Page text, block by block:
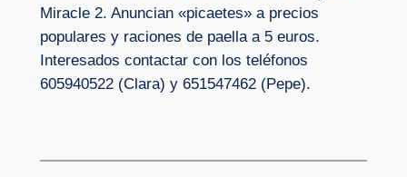
Miracle 2. Anuncian «picaetes» a precios
populares y raciones de paella a 5 euros.
Interesados contactar con los teléfonos
605940522 (Clara) y 651547462 (Pepe).